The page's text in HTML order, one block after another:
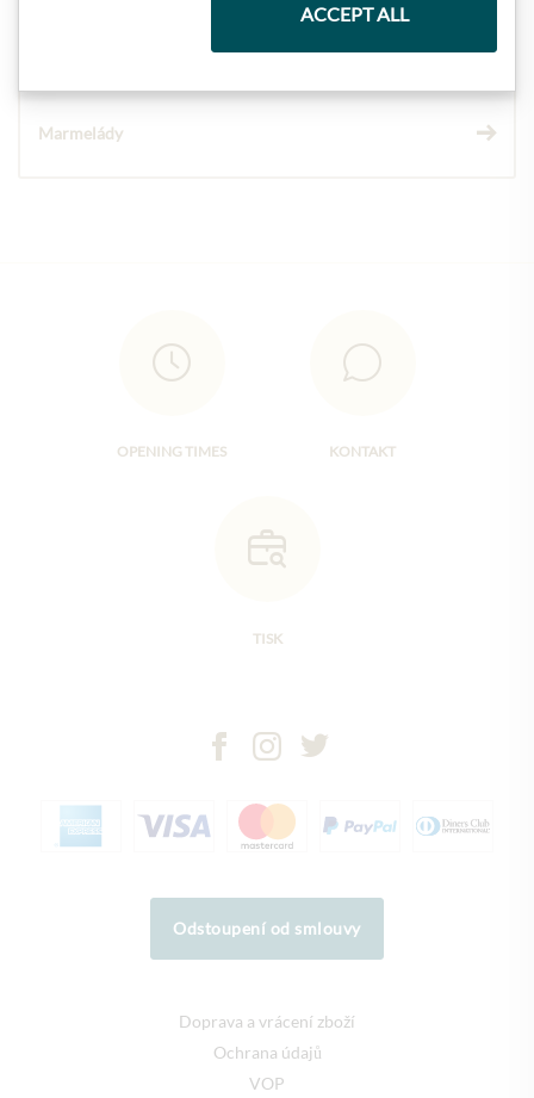
Marmelády
OPENING TIMES KONTAKT
TISK
Odstoupení od smlouvy
Doprava a vrácení zboží
Ochrana údajů
VOP
ACCEPT ALL